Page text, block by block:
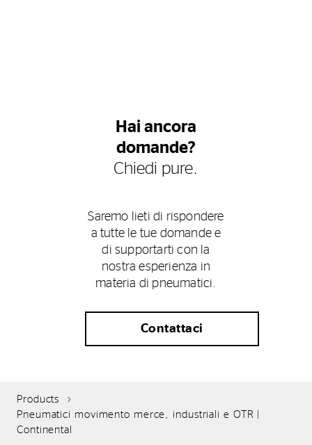
Hai ancora
domande?
Chiedi pure.
Saremo lieti di rispondere
a tutte le tue domande e
di supportarti con la
nostra esperienza in
materia di pneumatici.
Contattaci
Products
Pneumatici movimento merce, industriali e OTR |
Continental